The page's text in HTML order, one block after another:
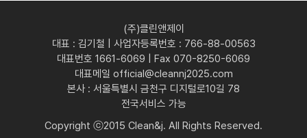
(주)클린앤제이
대표 : 김기철 | 사업자등록번호 : 766-88-00563
대표번호 1661-6069 | Fax 070-8250-6069
대표메일 official@cleannj2025.com
본사 : 서울특별시 금천구 디지털로10길 78
전국서비스 가능
Copyright ⓒ2015 Clean&j. All Rights Reserved.